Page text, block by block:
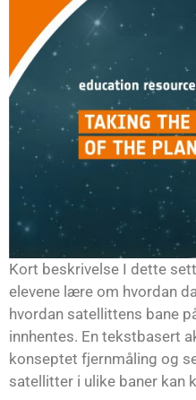
Kort beskrivelse I dette
elevene lære om hvordan
hvordan satellittens bane
innhentes. En tekstbasert
konseptet fjernmåling og
satellitter i ulike baner kan